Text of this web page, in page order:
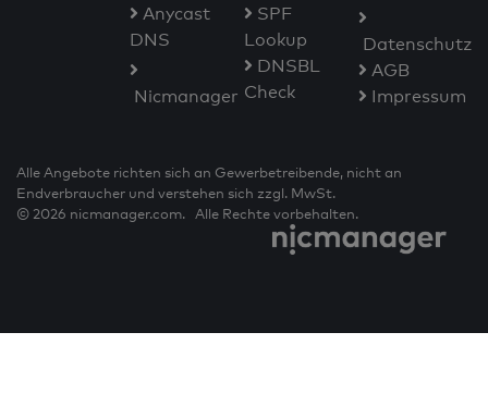
Anycast
DNS
Nicmanager
SPF
Lookup
DNSBL
Check
Datenschutz
AGB
Impressum
Alle Angebote richten sich an Gewerbetreibende, nicht an
Endverbraucher und verstehen sich zzgl. MwSt.
© 2026 nicmanager.com. Alle Rechte vorbehalten.